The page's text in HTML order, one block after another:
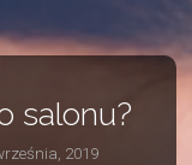
salonu?
2019